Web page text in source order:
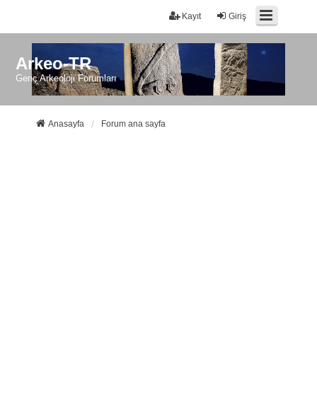
Giriş
Kayıt
Arkeo-TR
Genç Arkeoloji Forumları
Anasayfa Forum ana sayfa